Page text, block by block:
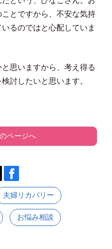
とですから、不安な気持
るのではと心配していま
思いますから、考え得る
討したいと思います。
ページへ
夫婦リカバリー
お悩み相談